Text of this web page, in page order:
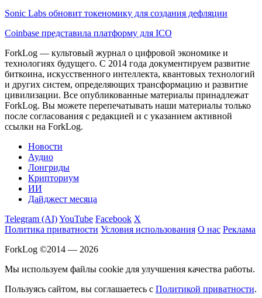
Sonic Labs обновит токеномику для создания дефляции
Coinbase представила платформу для ICO
ForkLog — культовый журнал о цифровой экономике и
технологиях будущего. С 2014 года документируем развитие
биткоина, искусственного интеллекта, квантовых технологий
и других систем, определяющих трансформацию и развитие
цивилизации. Все опубликованные материалы принадлежат
ForkLog. Вы можете перепечатывать наши материалы только
после согласования с редакцией и с указанием активной
ссылки на ForkLog.
Новости
Аудио
Лонгриды
Крипториум
ИИ
Дайджест месяца
Telegram (AI)YouTube Facebook X
Политика приватности Условия использования О нас Реклама
ForkLog ©2014 — 2026
Мы используем файлы cookie для улучшения качества работы.
Пользуясь сайтом, вы соглашаетесь с Политикой приватности.